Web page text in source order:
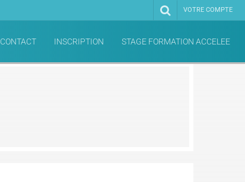
CONTACT INSCRIPTION STAGE FORMATION ACCELEE
VOTRE COMPTE